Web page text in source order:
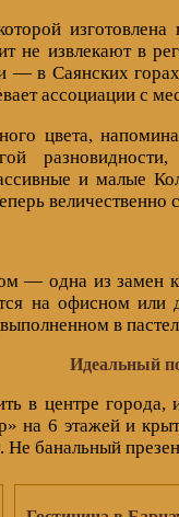
не извлекают в
— в Саянских
ассоциации с
цвета,
и малые
величественно
— одна из замен
на офисном или
в
Идеальный
в центре города,
6 этажей и
Не банальный